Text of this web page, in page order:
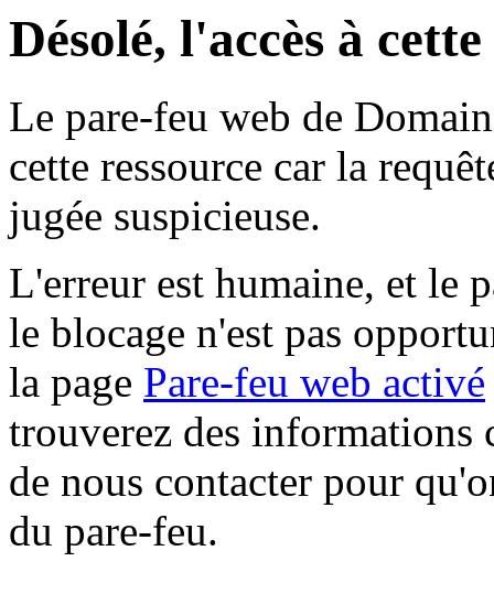
Désolé, l'accès à
Le pare-feu web de
cette ressource car la
jugée suspicieuse.
L'erreur est humaine, et le
le blocage n'est pas
la page Pare-feu web activé
trouverez des informations
de nous contacter pour
du pare-feu.